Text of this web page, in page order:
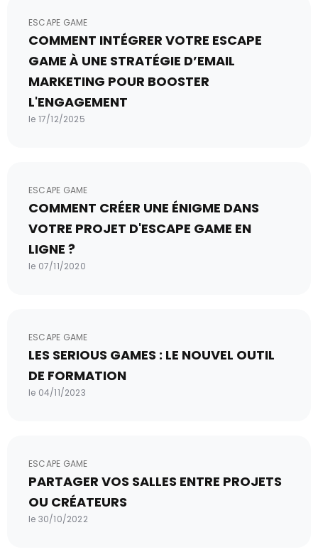
ESCAPE GAME
COMMENT INTÉGRER VOTRE ESCAPE
GAME À UNE STRATÉGIE D’EMAIL
MARKETING POUR BOOSTER
L'ENGAGEMENT
le 17/12/2025
ESCAPE GAME
COMMENT CRÉER UNE ÉNIGME DANS
VOTRE PROJET D'ESCAPE GAME EN
LIGNE ?
le 07/11/2020
ESCAPE GAME
LES SERIOUS GAMES : LE NOUVEL OUTIL
DE FORMATION
le 04/11/2023
ESCAPE GAME
PARTAGER VOS SALLES ENTRE PROJETS
OU CRÉATEURS
le 30/10/2022